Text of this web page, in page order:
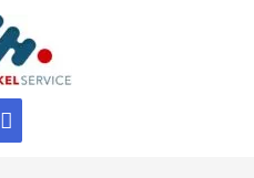
Hoofdmenu